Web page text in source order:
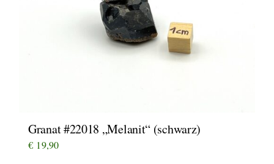
Granat #22018 „Melanit“ (schwarz)
€ 19,90